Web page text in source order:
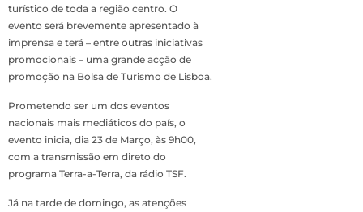
turístico de toda a região centro. O
evento será brevemente apresentado à
imprensa e terá – entre outras iniciativas
promocionais – uma grande acção de
promoção na Bolsa de Turismo de Lisboa.
Prometendo ser um dos eventos
nacionais mais mediáticos do país, o
evento inicia, dia 23 de Março, às 9h00,
com a transmissão em direto do
programa Terra-a-Terra, da rádio TSF.
Já na tarde de domingo, as atenções